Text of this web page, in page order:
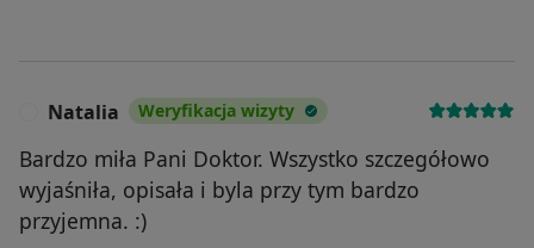
Natalia Weryfikacja wizyty
Bardzo miła Pani Doktor. Wszystko szczegółowo
wyjaśniła, opisała i byla przy tym bardzo
przyjemna. :)